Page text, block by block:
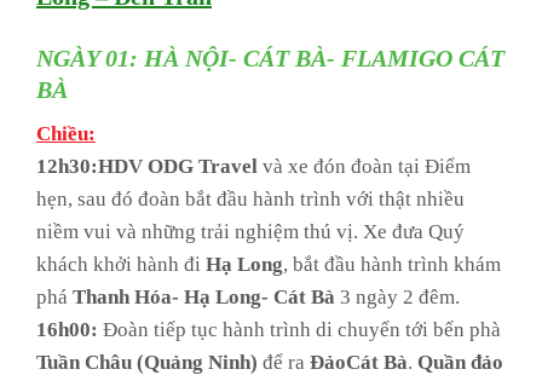
NGÀY 01: HÀ NỘI- CÁT BÀ- FLAMIGO CÁT
BÀ
Chiều:
12h30:HDV ODG Travel và xe đón đoàn tại Điểm
hẹn, sau đó đoàn bắt đầu hành trình với thật nhiều
niềm vui và những trải nghiệm thú vị. Xe đưa Quý
khách khởi hành đi Hạ Long, bắt đầu hành trình khám
phá Thanh Hóa- Hạ Long- Cát Bà 3 ngày 2 đêm.
16h00: Đoàn tiếp tục hành trình di chuyển tới bến phà
Tuần Châu (Quảng Ninh) để ra ĐảoCát Bà. Quần đảo